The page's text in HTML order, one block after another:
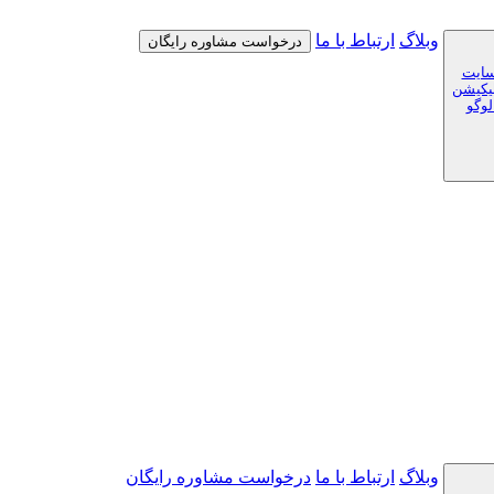
وبلاگ ارتباط با ما درخواست مشاوره رایگان
وبلاگ ارتباط با ما درخواست مشاوره رایگان